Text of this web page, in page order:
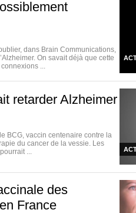
dans Brain Communications,
On savait déjà que cette
...
retarder Alzheimer
BCG, vaccin centenaire contre la
du cancer de la vessie. Les
...
des
France